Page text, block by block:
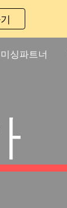
미싱파트너